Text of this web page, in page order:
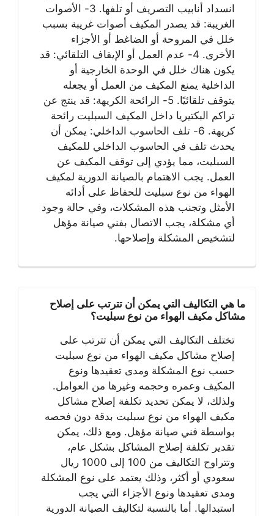
انسداد أنابيب التصريف أو تلفها. 3- الأصوات
الغريبة: قد يصدر المكيف أصوات غريبة بسبب
خلل في المروحة أو الضاغط أو الأجزاء
الأخرى. 4- عدم العمل أو الإيقاف التلقائي: قد
يكون هناك خلل في الوحدة الخارجية أو
الداخلية يمنع المكيف من العمل أو يجعله
يتوقف تلقائيًا. 5- الرائحة الكريهة: قد ينتج عن
تراكم البكتيريا داخل المكيف السبليت رائحة
كريهة. 6- تلف الحاسوب الداخلي: يمكن أن
يحدث تلف في الحاسوب الداخلي للمكيف
السبليت، مما يؤدي إلى توقف المكيف عن
العمل. يجب الاهتمام بالصيانة الدورية لمكيف
الهواء من نوع سبليت للحفاظ على أدائه
الأمثل وتجنب هذه المشكلات، وفي حالة وجود
أي مشكلة، يجب الاتصال بفني صيانة مؤهل
لتشخيص المشكلة وإصلاحها.
ما هي التكاليف التي يمكن أن تترتب على إصلاح
مشاكل مكيف الهواء من نوع سبليت؟
تختلف التكاليف التي يمكن أن تترتب على
إصلاح مشاكل مكيف الهواء من نوع سبليت
حسب نوع المشكلة ومدى تعقيدها ونوع
المكيف وعمره وحجمه وغيرها من العوامل.
ولذلك، لا يمكن تحديد تكلفة إصلاح مشاكل
مكيف الهواء من نوع سبليت بدقة دون فحصه
بواسطة فني صيانة مؤهل. ومع ذلك، يمكن
تقدير تكلفة إصلاح المشاكل بشكل عام،
وتتراوح التكاليف من 100 إلى 1000 ريال
سعودي أو أكثر، وذلك يعتمد على نوع المشكلة
ومدى تعقيدها ونوع الأجزاء التي يجب
استبدالها. أما بالنسبة لتكاليف الصيانة الدورية